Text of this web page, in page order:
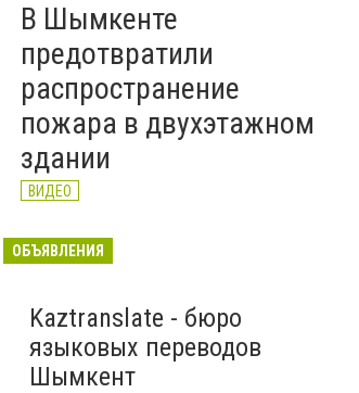
В Шымкенте
предотвратили
распространение
пожара в двухэтажном
здании
ВИДЕО
ОБЪЯВЛЕНИЯ
Kaztranslate - бюро
языковых переводов
Шымкент